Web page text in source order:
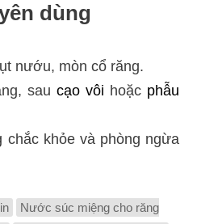
dùng
nướu, mòn cổ răng.
saucạo vôi hoặc phẫu
khỏe và phòng ngừa
Nước súc miệng cho răng